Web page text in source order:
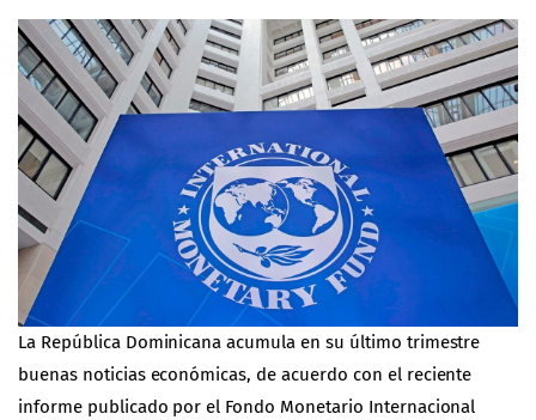
La República Dominicana acumula en su último trimestre
buenas noticias económicas, de acuerdo con el reciente
informe publicado por el Fondo Monetario Internacional